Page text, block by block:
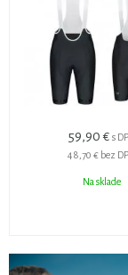
59,90 € s
48,70 € bez
Na sklade